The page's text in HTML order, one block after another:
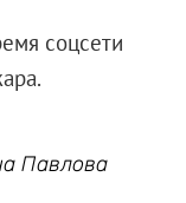
соцсети
Павлова